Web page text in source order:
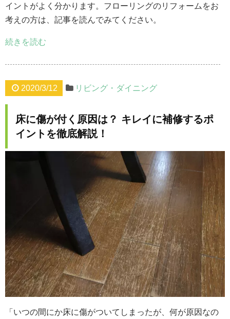
イントがよく分かります。フローリングのリフォームをお
考えの方は、記事を読んでみてください。
続きを読む
2020/3/12 リビング・ダイニング
床に傷が付く原因は？ キレイに補修するポ
イントを徹底解説！
「いつの間にか床に傷がついてしまったが、何が原因なの